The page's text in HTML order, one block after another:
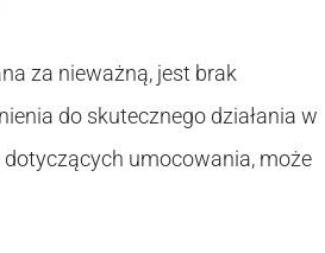
za nieważną, jest brak
do skutecznego działania w
umocowania, może